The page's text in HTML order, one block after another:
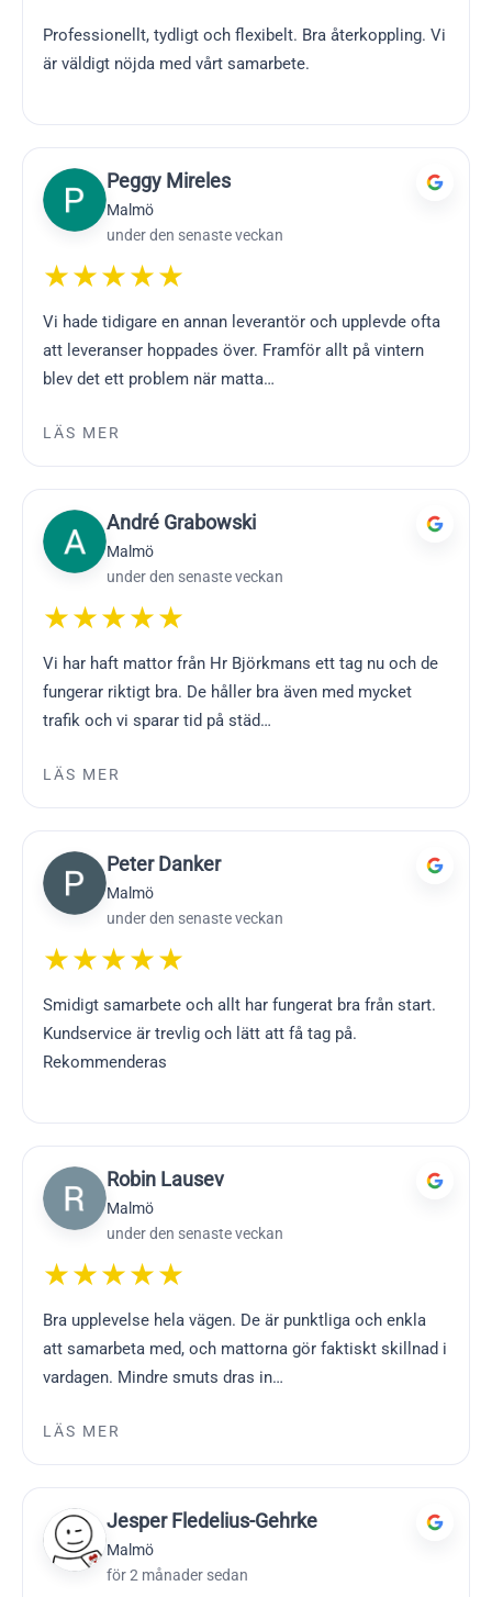
Professionellt, tydligt och flexibelt. Bra återkoppling. Vi
är väldigt nöjda med vårt samarbete.
Peggy Mireles
Malmö
under den senaste veckan
★★★★★
Vi hade tidigare en annan leverantör och upplevde ofta
att leveranser hoppades över. Framför allt på vintern
blev det ett problem när matta…
LÄS MER
André Grabowski
Malmö
under den senaste veckan
★★★★★
Vi har haft mattor från Hr Björkmans ett tag nu och de
fungerar riktigt bra. De håller bra även med mycket
trafik och vi sparar tid på städ…
LÄS MER
Peter Danker
Malmö
under den senaste veckan
★★★★★
Smidigt samarbete och allt har fungerat bra från start.
Kundservice är trevlig och lätt att få tag på.
Rekommenderas
Robin Lausev
Malmö
under den senaste veckan
★★★★★
Bra upplevelse hela vägen. De är punktliga och enkla
att samarbeta med, och mattorna gör faktiskt skillnad i
vardagen. Mindre smuts dras in…
LÄS MER
Jesper Fledelius-Gehrke
Malmö
för 2 månader sedan